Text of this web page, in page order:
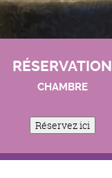
RÉSERVATION
CHAMBRE
Réservez ici